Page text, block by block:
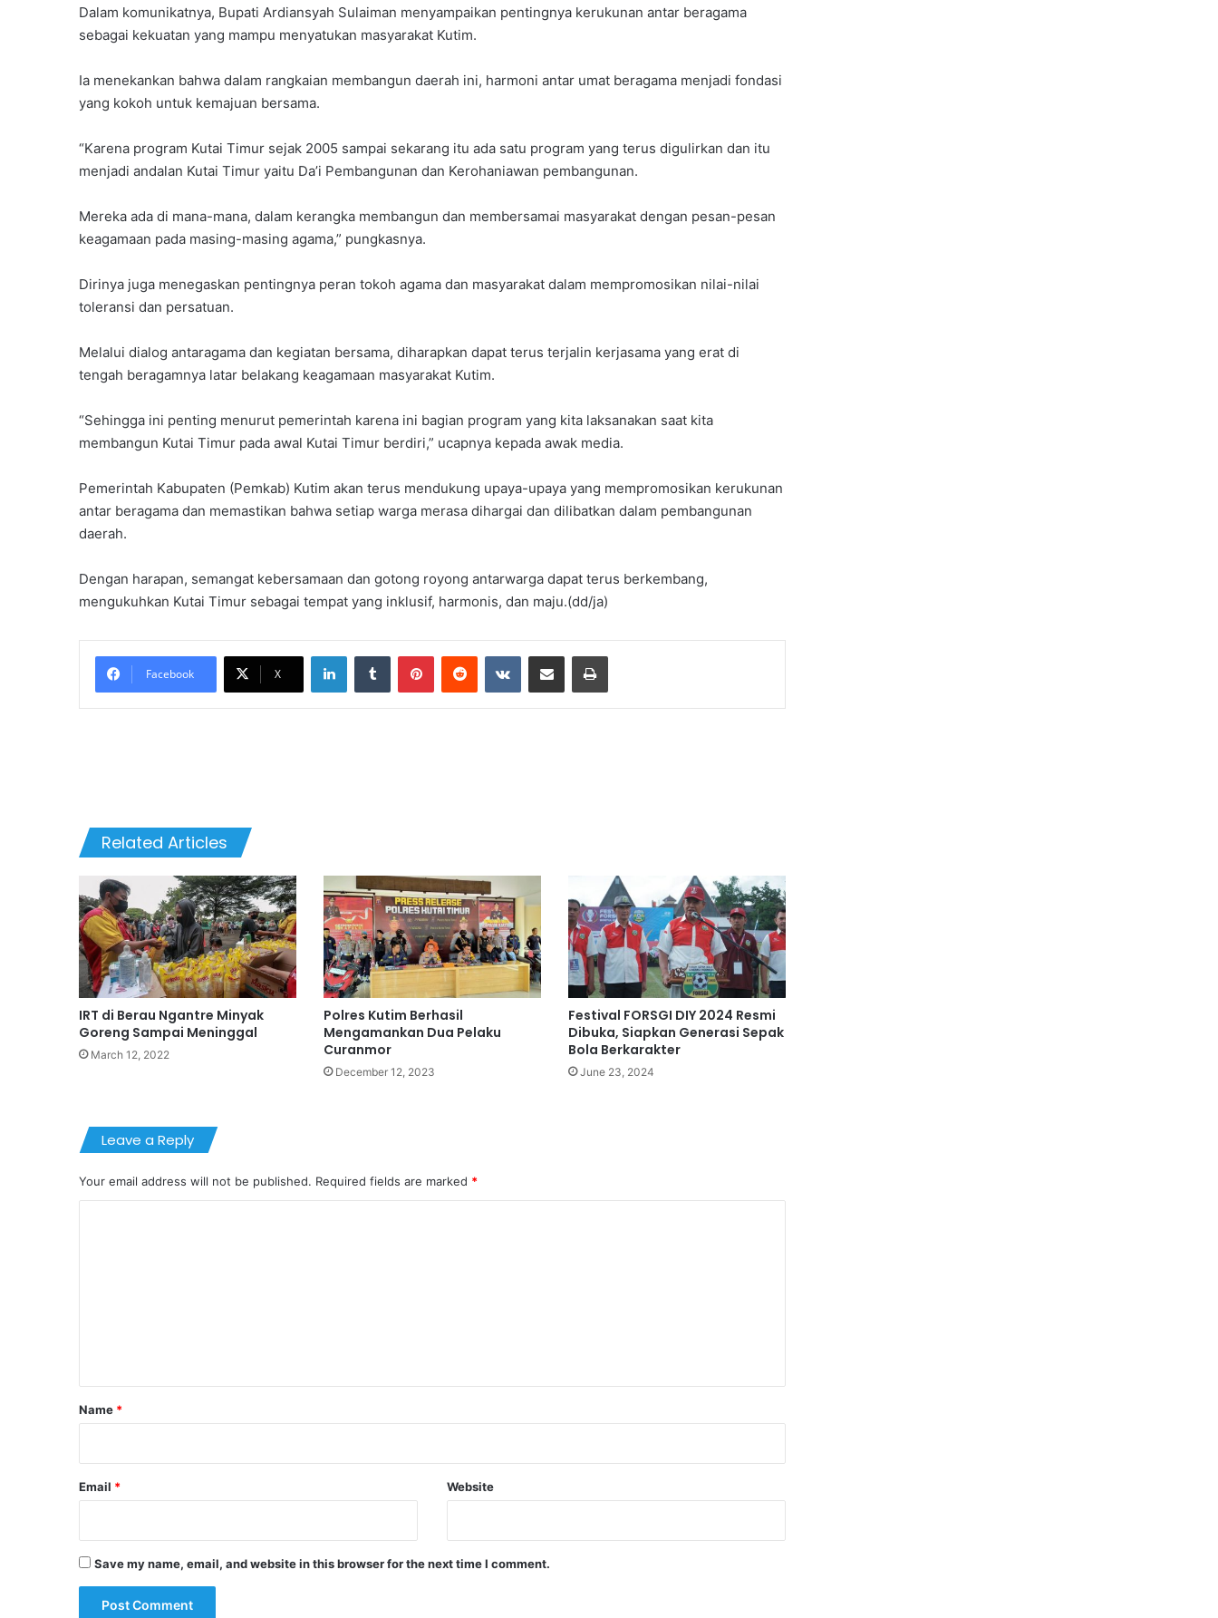
Dalam komunikatnya, Bupati Ardiansyah Sulaiman menyampaikan pentingnya kerukunan antar beragama
sebagai kekuatan yang mampu menyatukan masyarakat Kutim.
Ia menekankan bahwa dalam rangkaian membangun daerah ini, harmoni antar umat beragama menjadi fondasi
yang kokoh untuk kemajuan bersama.
“Karena program Kutai Timur sejak 2005 sampai sekarang itu ada satu program yang terus digulirkan dan itu
menjadi andalan Kutai Timur yaitu Da’i Pembangunan dan Kerohaniawan pembangunan.
Mereka ada di mana-mana, dalam kerangka membangun dan membersamai masyarakat dengan pesan-pesan
keagamaan pada masing-masing agama,” pungkasnya.
Dirinya juga menegaskan pentingnya peran tokoh agama dan masyarakat dalam mempromosikan nilai-nilai
toleransi dan persatuan.
Melalui dialog antaragama dan kegiatan bersama, diharapkan dapat terus terjalin kerjasama yang erat di
tengah beragamnya latar belakang keagamaan masyarakat Kutim.
“Sehingga ini penting menurut pemerintah karena ini bagian program yang kita laksanakan saat kita
membangun Kutai Timur pada awal Kutai Timur berdiri,” ucapnya kepada awak media.
Pemerintah Kabupaten (Pemkab) Kutim akan terus mendukung upaya-upaya yang mempromosikan kerukunan
antar beragama dan memastikan bahwa setiap warga merasa dihargai dan dilibatkan dalam pembangunan
daerah.
Dengan harapan, semangat kebersamaan dan gotong royong antarwarga dapat terus berkembang,
mengukuhkan Kutai Timur sebagai tempat yang inklusif, harmonis, dan maju.(dd/ja)
Facebook X
LinkedInTumblr PinterestReddit VKontakteShare via Email Print
Related Articles
IRT di Berau Ngantre Minyak
Goreng Sampai Meninggal
March 12, 2022
Polres Kutim Berhasil
Mengamankan Dua Pelaku
Curanmor
December 12, 2023
Festival FORSGI DIY 2024 Resmi
Dibuka, Siapkan Generasi Sepak
Bola Berkarakter
June 23, 2024
Leave a Reply
Your email address will not be published. Required fields are marked *
*
Name *
Email * Website
Save my name, email, and website in this browser for the next time I comment.